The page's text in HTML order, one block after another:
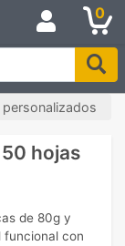
0
hojas
de 80g y
funcional con